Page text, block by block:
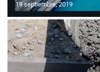
19 septiembre, 2019